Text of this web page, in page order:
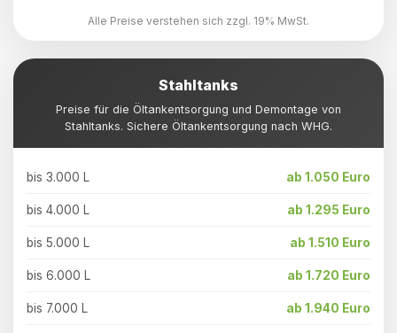
Alle Preise verstehen sich zzgl. 19% MwSt.
Stahltanks
Preise für die Öltankentsorgung und Demontage von
Stahltanks. Sichere Öltankentsorgung nach WHG.
bis 3.000 L ab 1.050 Euro
bis 4.000 L ab 1.295 Euro
bis 5.000 L ab 1.510 Euro
bis 6.000 L ab 1.720 Euro
bis 7.000 L ab 1.940 Euro